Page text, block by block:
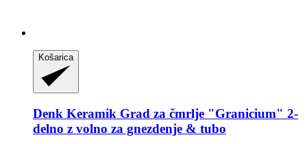
Košarica
Denk Keramik Grad za čmrlje "Granicium" 2-​
delno z volno za gnezdenje & tubo